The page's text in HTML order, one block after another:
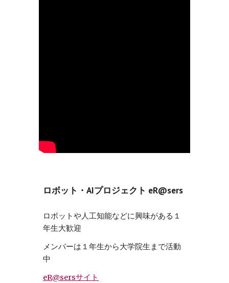
ロボット・AIプロジェクト eR@sers
ロボットや⼈⼯知能などに興味がある１
年⽣⼤歓迎
メンバーは１年⽣から⼤学院⽣まで活動
中
eR@sersサイト